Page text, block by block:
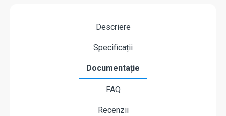
Descriere
Specificații
Documentație
FAQ
Recenzii